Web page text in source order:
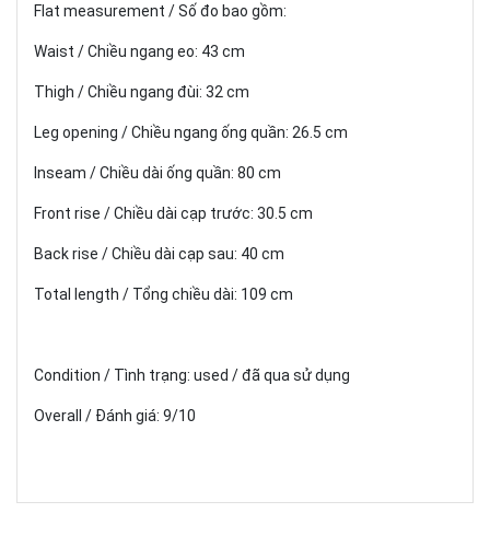
Flat measurement / Số đo bao gồm:
Waist / Chiều ngang eo: 43 cm
Thigh / Chiều ngang đùi: 32 cm
Leg opening / Chiều ngang ống quần: 26.5 cm
Inseam / Chiều dài ống quần: 80 cm
Front rise / Chiều dài cạp trước: 30.5 cm
Back rise / Chiều dài cạp sau: 40 cm
Total length / Tổng chiều dài: 109 cm
Condition / Tình trạng: used / đã qua sử dụng
Overall / Đánh giá: 9/10